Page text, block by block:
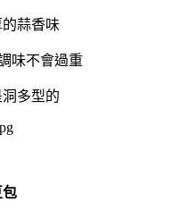
蒜香味
味不會過重
多型的
包